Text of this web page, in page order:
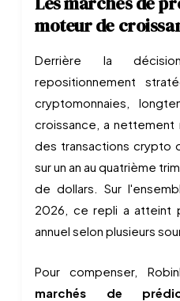
moteur de
Derrière la
repositionnement
cryptomonnaies,
croissance, a nettement
des transactions crypto
sur un an au quatrième
de dollars. Sur
2026, ce repli a atteint
annuel selon plusieurs
Pour compenser,
marchés de